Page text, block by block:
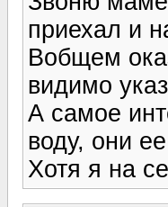
приехал и
Вобщем
видимо
А самое
воду, они
Хотя я на